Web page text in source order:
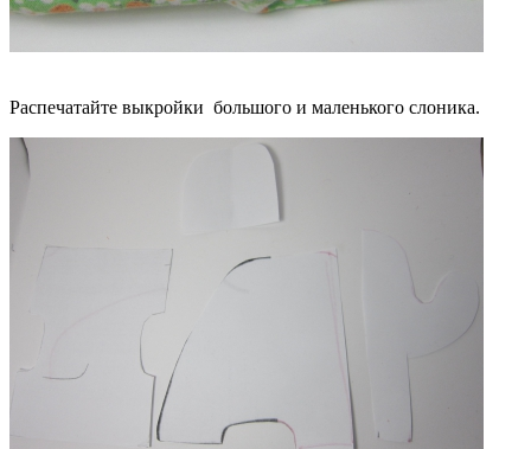
Распечатайте выкройки большого и маленького слоника.